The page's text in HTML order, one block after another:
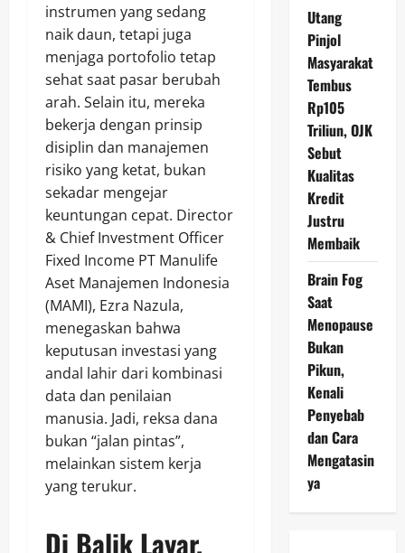
instrumen yang sedang
naik daun, tetapi juga
menjaga portofolio tetap
sehat saat pasar berubah
arah. Selain itu, mereka
bekerja dengan prinsip
disiplin dan manajemen
risiko yang ketat, bukan
sekadar mengejar
keuntungan cepat. Director
& Chief Investment Officer
Fixed Income PT Manulife
Aset Manajemen Indonesia
(MAMI), Ezra Nazula,
menegaskan bahwa
keputusan investasi yang
andal lahir dari kombinasi
data dan penilaian
manusia. Jadi, reksa dana
bukan “jalan pintas”,
melainkan sistem kerja
yang terukur.
Di Balik Layar,
Utang
Pinjol
Masyarakat
Tembus
Rp105
Triliun, OJK
Sebut
Kualitas
Kredit
Justru
Membaik
Brain Fog
Saat
Menopause
Bukan
Pikun,
Kenali
Penyebab
dan Cara
Mengatasin
ya